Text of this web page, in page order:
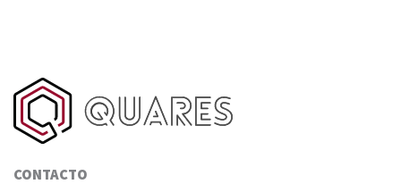
CONTACTO